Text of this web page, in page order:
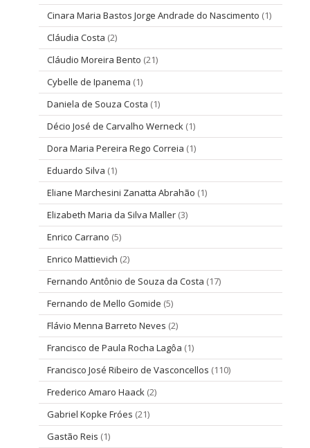
Cinara Maria Bastos Jorge Andrade do Nascimento (1)
Cláudia Costa (2)
Cláudio Moreira Bento (21)
Cybelle de Ipanema (1)
Daniela de Souza Costa (1)
Décio José de Carvalho Werneck (1)
Dora Maria Pereira Rego Correia (1)
Eduardo Silva (1)
Eliane Marchesini Zanatta Abrahão (1)
Elizabeth Maria da Silva Maller (3)
Enrico Carrano (5)
Enrico Mattievich (2)
Fernando Antônio de Souza da Costa (17)
Fernando de Mello Gomide (5)
Flávio Menna Barreto Neves (2)
Francisco de Paula Rocha Lagôa (1)
Francisco José Ribeiro de Vasconcellos (110)
Frederico Amaro Haack (2)
Gabriel Kopke Fróes (21)
Gastão Reis (1)